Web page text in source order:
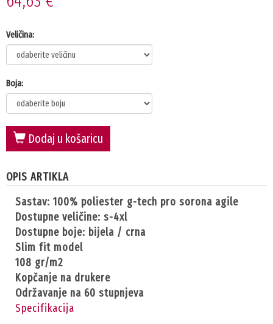
Veličina:
Boja:
Dodaj u košaricu
OPIS ARTIKLA
sastav: 100% poliester g-tech pro sorona agile
dostupne veličine: s-4xl
dostupne boje: bijela / crna
slim fit model
108 gr/m2
kopčanje na drukere
održavanje na 60 stupnjeva
Specifikacija